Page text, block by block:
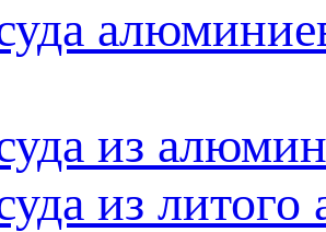
из
из